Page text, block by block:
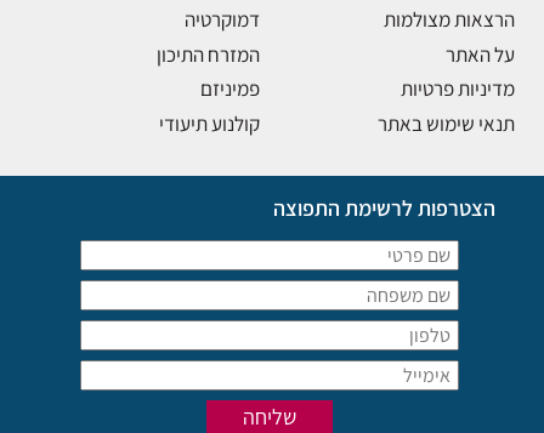
הרצאות מצולמות
על האתר
מדיניות פרטיות
תנאי שימוש באתר
דמוקרטיה
המזרח התיכון
פמיניזם
קולנוע תיעודי
הצטרפות לרשימת התפוצה